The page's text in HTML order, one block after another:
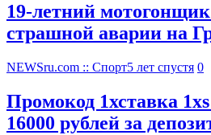
19-летний
страшной аварии на
NEWSru.com :: Спорт5 лет спустя 0
Промокод 1хставка
16000 рублей за